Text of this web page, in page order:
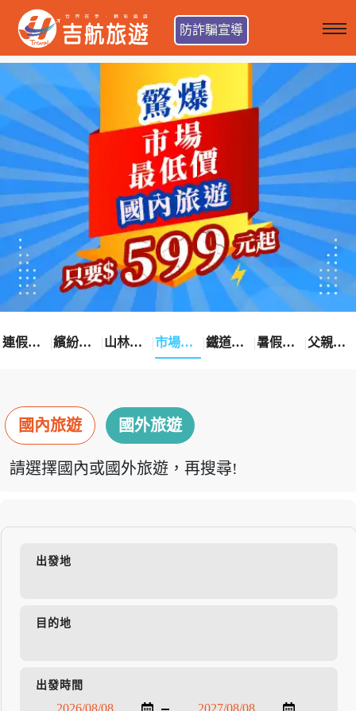
防詐騙宣導
連假卡位趣 繽紛花漾季 山林輕旅行 市場最低價 鐵道觀光之旅 暑假熱賣中 父親節優惠
國內旅遊 國外旅遊
請選擇國內或國外旅遊，再搜尋!
出發地
目的地
出發時間